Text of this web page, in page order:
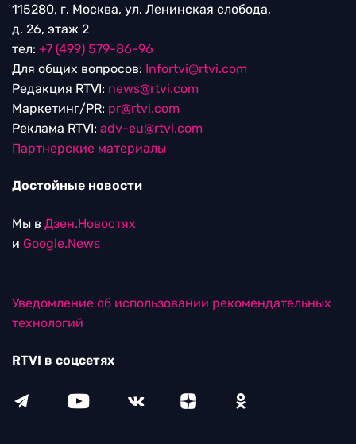
115280, г. Москва, ул. Ленинская слобода,
д. 26, этаж 2
тел: +7 (499) 579-86-96
Для общих вопросов: Infortvi@rtvi.com
Редакция RTVI: news@rtvi.com
Маркетинг/PR: pr@rtvi.com
Реклама RTVI: adv-eu@rtvi.com
Партнерские материалы
Достойные новости
Мы в Дзен.Новостях
и Google.News
Уведомление об использовании рекомендательных
технологий
RTVI в соцсетях